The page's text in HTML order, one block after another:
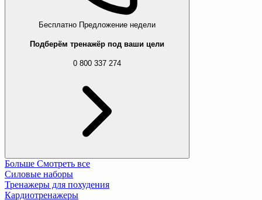
Бесплатно Предложение недели
Подберём тренажёр под ваши цели
0 800 337 274
Больше Смотреть все
Силовые наборы
Тренажеры для похудения
Кардиотренажеры